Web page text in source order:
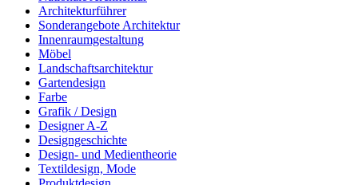
Architekturführer
Sonderangebote Architektur
Innenraumgestaltung
Möbel
Landschaftsarchitektur
Gartendesign
Farbe
Grafik / Design
Designer A-Z
Designgeschichte
Design- und Medientheorie
Textildesign, Mode